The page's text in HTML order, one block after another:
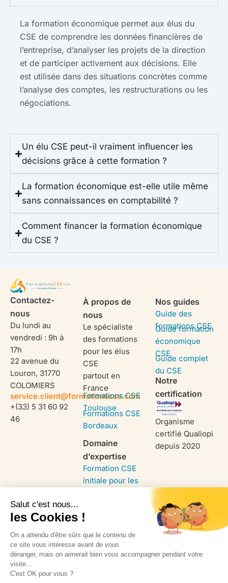
La formation économique permet aux élus du
CSE de comprendre les données financières de
l’entreprise, d’analyser les projets de la direction
et de participer activement aux décisions. Elle
est utilisée dans des situations concrètes comme
l’analyse des comptes, les restructurations ou les
négociations.
Un élu CSE peut-il vraiment influencer les
décisions grâce à cette formation ?
La formation économique est-elle utile même
sans connaissances en comptabilité ?
Comment financer la formation économique
du CSE ?
Contactez-
nous
Du lundi au
vendredi : 9h à
17h
22 avenue du
Louron, 31770
COLOMIERS
service.client@formationscse.com
+(33) 5 31 60 92
46
À propos de
nous
Le spécialiste
des formations
pour les élus
CSE
partout en
France
Formations CSE
Toulouse
Formations CSE
Bordeaux
Domaine
d’expertise
Formation CSE
initiale pour les
Formation
CSE
Nos guides
Guide des
formations CSE
Guide formation
économique
CSE
Guide complet
du CSE
Notre
certification
Organisme
certifié Qualiopi
depuis 2020
Mentions légales